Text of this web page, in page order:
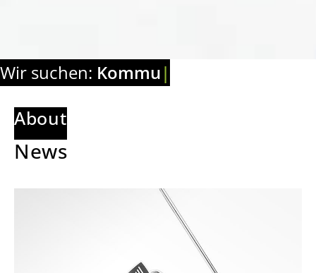
Wir suchen: Medienmac
About
News